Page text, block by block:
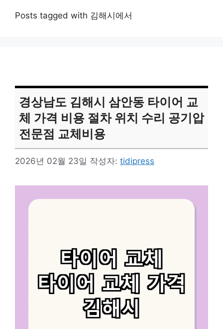
Posts tagged with 김해시에서
경상남도 김해시 삼안동 타이어 교
체 가격 비용 절차 위치 수리 공기압
전문점 교체비용
2026년 02월 23일 작성자: tidipress